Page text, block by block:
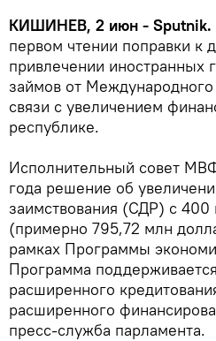
КИШИНЕВ, 2 июн - Sputnik.
первом чтении поправки к
привлечении иностранных
займов от
связи с увеличением
республике.
Исполнительный совет
года решение об
заимствования (СДР) с
(примерно 795,72 млн
рамках Программы
Программа
расширенного
расширенного
пресс-служба парламента.